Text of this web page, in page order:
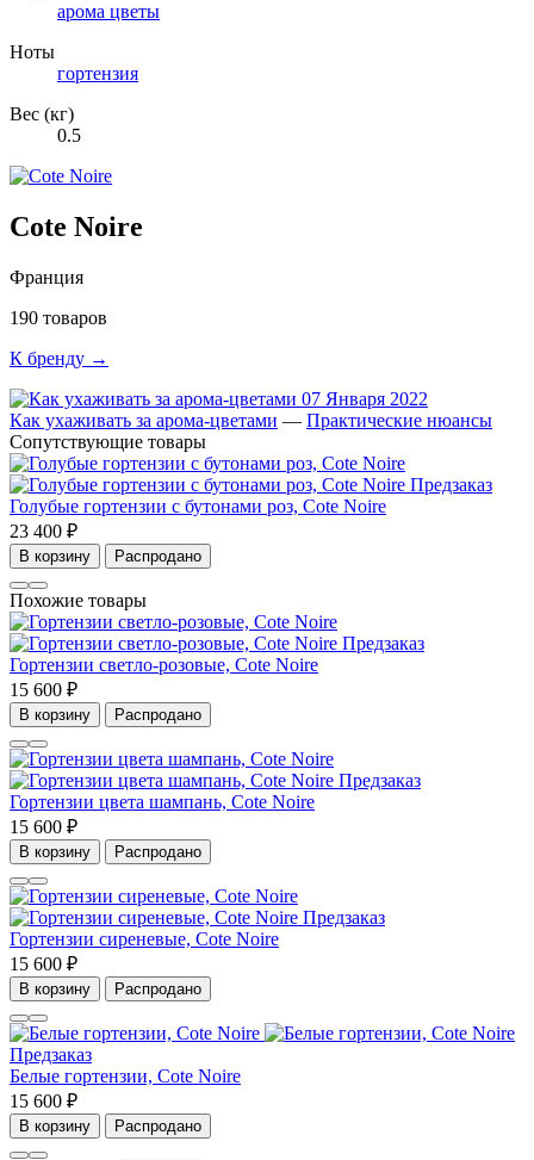
арома цветы
Ноты
гортензия
Вес (кг)
0.5
Cote Noire
Франция
190 товаров
К бренду →
07 Января 2022
Как ухаживать за арома-цветами — Практические нюансы
Сопутствующие товары
Предзаказ
Голубые гортензии с бутонами роз, Cote Noire
23 400 ₽
В корзину Распродано
Похожие товары
Предзаказ
Гортензии светло-розовые, Cote Noire
15 600 ₽
В корзину Распродано
Предзаказ
Гортензии цвета шампань, Cote Noire
15 600 ₽
В корзину Распродано
Предзаказ
Гортензии сиреневые, Cote Noire
15 600 ₽
В корзину Распродано
Предзаказ
Белые гортензии, Cote Noire
15 600 ₽
В корзину Распродано